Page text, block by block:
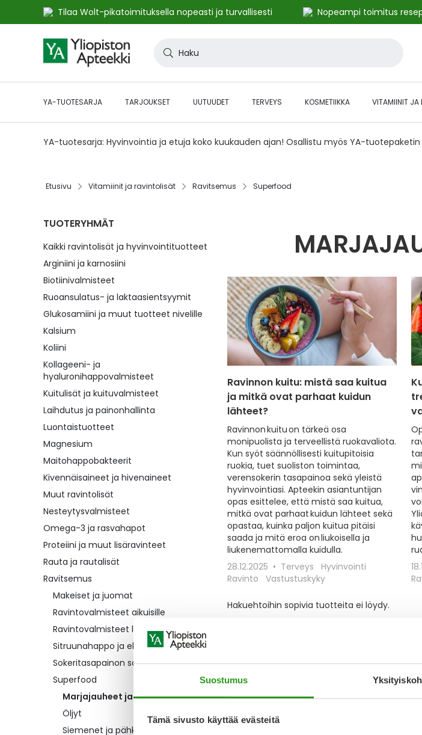
Suostumus
Tämä sivusto käyttää evästeitä
Tilaa Wolt-pikatoimituksella nopeasti ja turvallisesti Nopeampi toimitus
to
Content
YA-TUOTESARJA TARJOUKSET UUTUUDET TERVEYS KOSMETIIKKA VITAMIINIT JA
YA-tuotesarja: Hyvinvointia ja etuja koko kuukauden ajan! Osallistu myös YA-
Etusivu Vitamiinit ja ravintolisät Ravitsemus Superfood
TUOTERYHMÄT
Kaikki ravintolisät ja hyvinvointituotteet
Arginiini ja karnosiini
Biotiinivalmisteet
Ruoansulatus- ja laktaasientsyymit
Glukosamiini ja muut tuotteet nivelille
Kalsium
Koliini
Kollageeni- ja
hyaluronihappovalmisteet
Kuitulisät ja kuituvalmisteet
Laihdutus ja painonhallinta
Luontaistuotteet
Magnesium
Maitohappobakteerit
Kivennäisaineet ja hivenaineet
Muut ravintolisät
Nesteytysvalmisteet
Omega-3 ja rasvahapot
Proteiini ja muut lisäravinteet
Rauta ja rautalisät
Ravitsemus
Makeiset ja juomat
Ravintovalmisteet aikuisille
Ravintovalmisteet lapsille
Sitruunahappo ja elintarvikevärit
Sokeritasapainon säätely
Superfood
Marjajauheet ja supermarjat
Öljyt
Siemenet ja pähkinät
Ravinnon kuitu: mistä saa kuitua
ja mitkä ovat parhaat kuidun
lähteet?
Ravinnon kuitu on tärkeä osa
monipuolista ja terveellistä ruokavaliota.
Kun syöt säännöllisesti kuitupitoisia
ruokia, tuet suoliston toimintaa,
verensokerin tasapainoa sekä yleistä
hyvinvointiasi. Apteekin asiantuntijan
opas esittelee, että mistä saa kuitua,
mitkä ovat parhaat kuidun lähteet sekä
opastaa, kuinka paljon kuitua pitäisi
saada ja mitä eroa on liukoisella ja
liukenemattomalla kuidulla.
28.12.2025
Terveys
Hyvinvointi
Ravinto
Vastustuskyky
Hakuehtoihin sopivia tuotteita ei löydy.